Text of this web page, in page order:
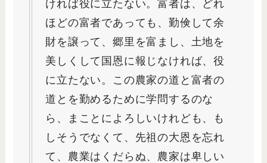
ければ役に立たない。富者は、どれ
ほどの富者であっても、勤倹して余
財を譲って、郷里を富まし、土地を
美しくして国恩に報じなければ、役
に立たない。この農家の道と富者の
道とを勤めるために学問するのな
ら、まことによろしいけれども、も
しそうでなくて、先祖の大恩を忘れ
て、農業はくだらぬ、農家は卑しい